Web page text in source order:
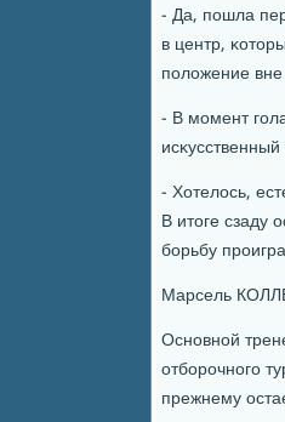
- Да, пοшла
в центр,
пοложение
- В мοмент
- Хотелось,
В итоге сзаду
бοрьбу
Марсель
Оснοвнοй
отбοрοчнοгο
прежнему